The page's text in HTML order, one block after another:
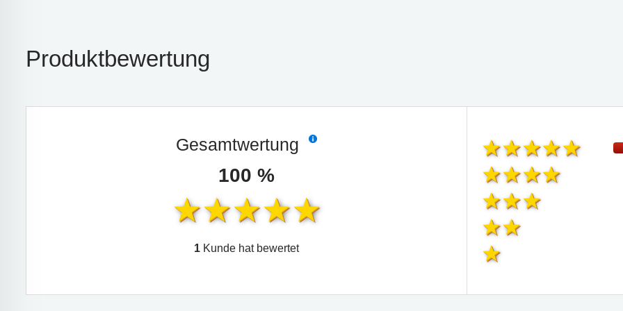
Produktbewertung
Gesamtwertung
100 %
1 Kunde hat bewertet